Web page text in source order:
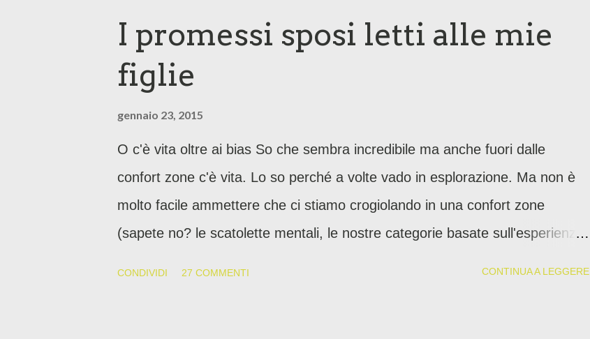
inglese pronunciate in romagnolo che fanno un po' wannabe.
I promessi sposi letti alle mie
figlie
gennaio 23, 2015
O c'è vita oltre ai bias So che sembra incredibile ma anche fuori dalle
confort zone c'è vita. Lo so perché a volte vado in esplorazione. Ma non è
molto facile ammettere che ci stiamo crogiolando in una confort zone
(sapete no? le scatolette mentali, le nostre categorie basate sull'esperienza,
CONDIVIDI 27 COMMENTI CONTINUA A LEGGERE